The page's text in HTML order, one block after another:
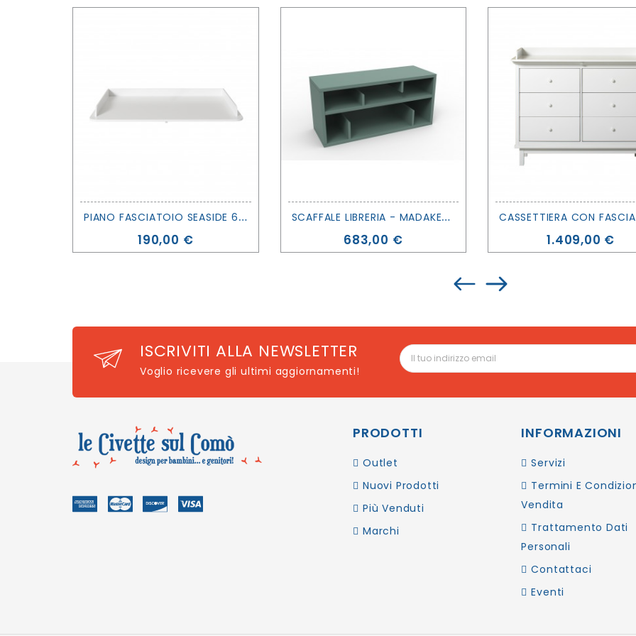
P
IANO FASCIATOIO SEASIDE 6 CASSETTI - OLIVER FURNITURE
Prezzo
190,00 €
S
CAFFALE LIBRERIA - MADAKET - MATHY BY BOLS
Prezzo
683,00 € Prezzo
1.409,00 €
ISCRIVITI ALLA NEWSLETTER
Voglio ricevere gli ultimi aggiornamenti!
PRODOTTI
Outlet
Nuovi Prodotti
Più Venduti
Marchi
INFORMAZIONI
Servizi
Termini E
Vendita
Trattamento Dati
Personali
Contattaci
Eventi